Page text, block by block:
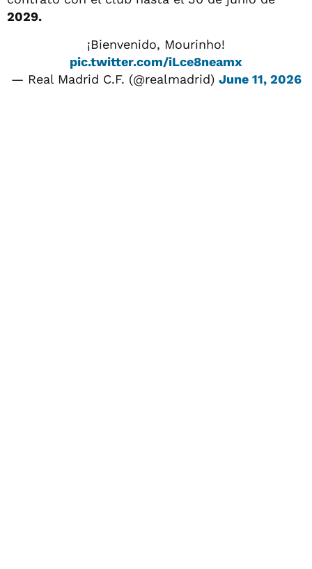
2029.
¡Bienvenido, Mourinho!
pic.twitter.com/iLce8neamx
— Real Madrid C.F. (@realmadrid) June 11, 2026